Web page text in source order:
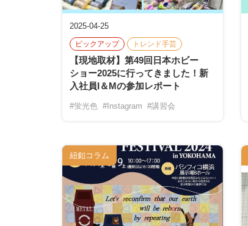
2025-04-25
ピックアップ トレンド手芸
【現地取材】第49回日本ホビー
ショー2025に行ってきました！新
入社員I＆Mの参加レポート
#蛍光色 #Instagram #講習会
紐釦コラム